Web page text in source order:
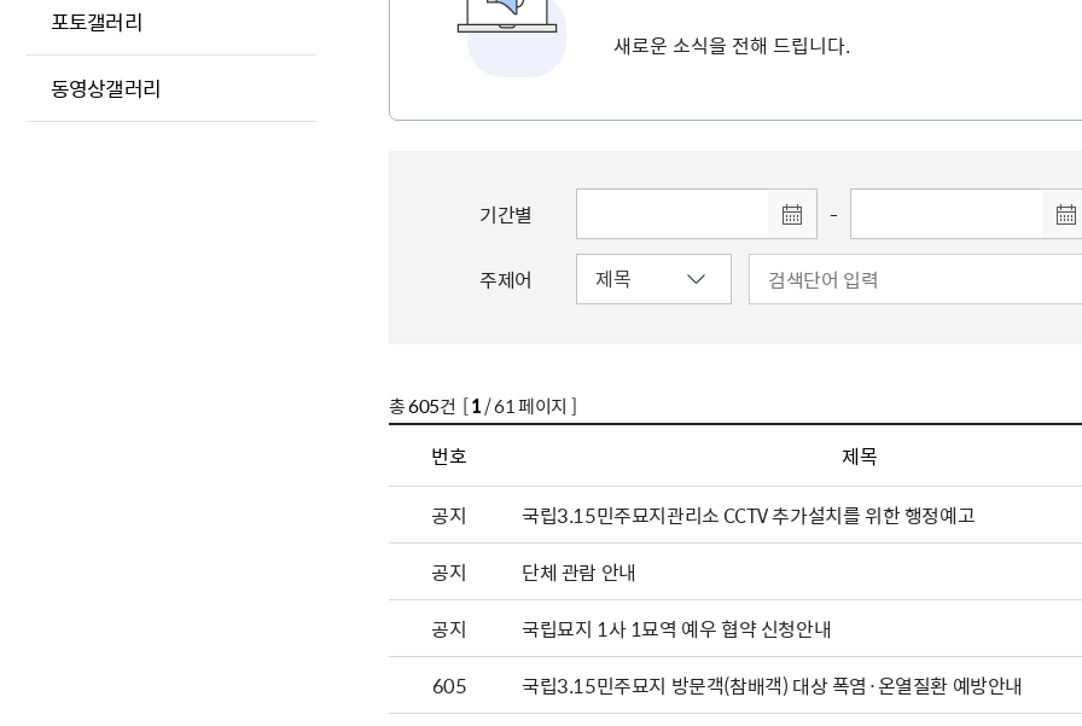
포토갤러리
동영상갤러리
새로운 소식을 전해 드립니다.
기간별 -
주제어
총605건 [1/ 61 페이지 ]
번호 제목
공지
국립3.15민주묘지관리소 CCTV 추가설치를 위한 행정예고
공지
단체 관람 안내
공지
국립묘지 1사 1묘역 예우 협약 신청안내
605
국립3.15민주묘지 방문객(참배객) 대상 폭염·온열질환 예방안내